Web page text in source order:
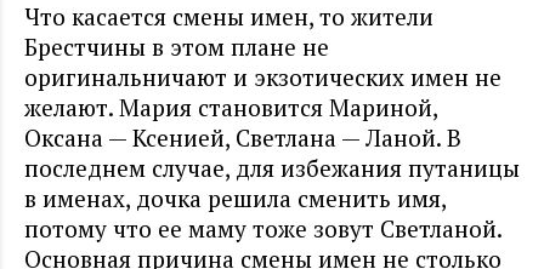
Что касается смены имен, то жители
Брестчины в этом плане не
оригинальничают и экзотических имен не
желают. Мария становится Мариной,
Оксана — Ксенией, Светлана — Ланой. В
последнем случае, для избежания путаницы
в именах, дочка решила сменить имя,
потому что ее маму тоже зовут Светланой.
Основная причина смены имен не столько